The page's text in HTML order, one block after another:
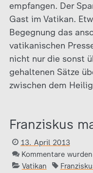
empfangen. Der
Gast im Vatikan.
Begegnung das
vatikanischen
nicht nur die sonst
gehaltenen Sätze
zwischen dem
Franziskus
13. April 2013
Kommentare
Vatikan